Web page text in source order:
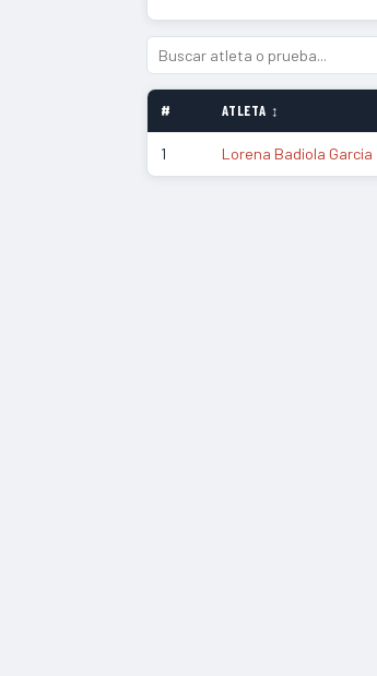
# ATLETA ↕
1 Lorena Badiola Garcia